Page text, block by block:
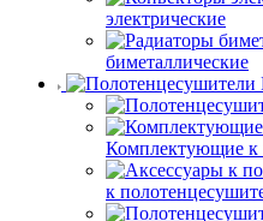
электрические
биметаллические
Комплектующие к
к